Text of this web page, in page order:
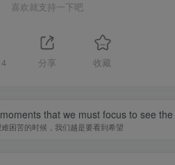
喜欢就支持一下吧
分享 收藏
that we must focus to see the
困苦的时候，我们越是要看到希望